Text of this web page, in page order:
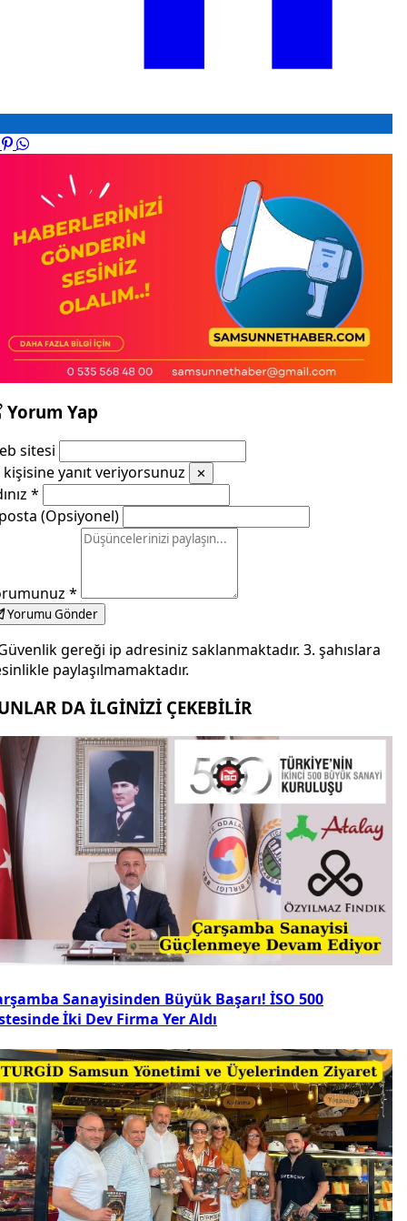
Yorum Yap
sitesi
kişisine yanıt veriyorsunuz
✕
*
(Opsiyonel)
*
Yorumu Gönder
gereği ip adresiniz saklanmaktadır. 3. şahıslara
paylaşılmamaktadır.
DA İLGİNİZİ ÇEKEBİLİR
Sanayisinden Büyük Başarı! İSO 500
İki Dev Firma Yer Aldı